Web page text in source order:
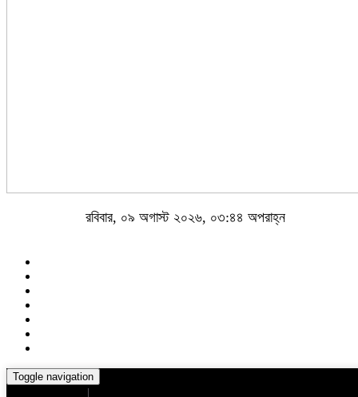
রবিবার, ০৯ অগাস্ট ২০২৬, ০৩:৪৪ অপরাহ্ন
Toggle navigation